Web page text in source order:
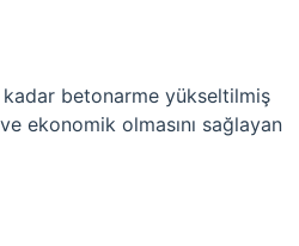
kadar betonarme yükseltilmiş
ekonomik olmasını sağlayan